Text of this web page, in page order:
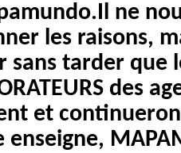
Il ne
les raisons,
sans tarder que
des
et
enseigne,